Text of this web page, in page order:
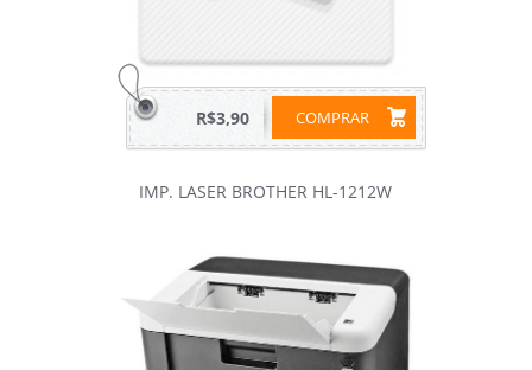
COMPRAR
R$3,90
IMP. LASER BROTHER HL-1212W